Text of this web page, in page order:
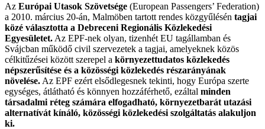
Az Európai Utasok Szövetsége (European Passengers’ Federation)
a 2010. március 20-án, Malmöben tartott rendes közgyűlésén tagjai
közé választotta a Debreceni Regionális Közlekedési
Egyesületet. Az EPF-nek olyan, tizenhét EU tagállamban és
Svájcban működő civil szervezetek a tagjai, amelyeknek közös
célkitűzései között szerepel a környezettudatos közlekedés
népszerűsítése és a közösségi közlekedés részarányának
növelése. Az EPF ezért elsődlegesnek tekinti, hogy Európa szerte
egységes, átlátható és könnyen hozzáférhető, ezáltal minden
társadalmi réteg számára elfogadható, környezetbarát utazási
alternatívát kínáló, közösségi közlekedési szolgáltatás alakuljon
ki.